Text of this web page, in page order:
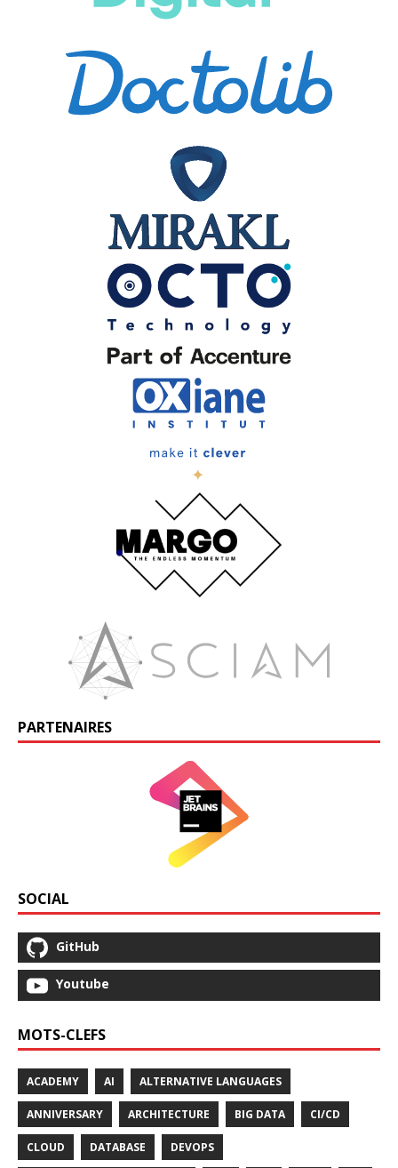
PARTENAIRES
SOCIAL
GitHub
Youtube
MOTS-CLEFS
ACADEMY AI ALTERNATIVE LANGUAGES
ANNIVERSARY ARCHITECTURE BIG DATA CI/CD
CLOUD DATABASE DEVOPS